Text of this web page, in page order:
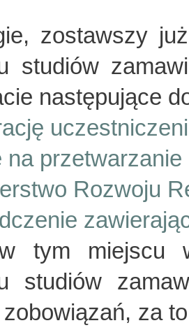
zostawszy
studiów
następujące
na
Rozwoju
tym miejscu
studiów
za